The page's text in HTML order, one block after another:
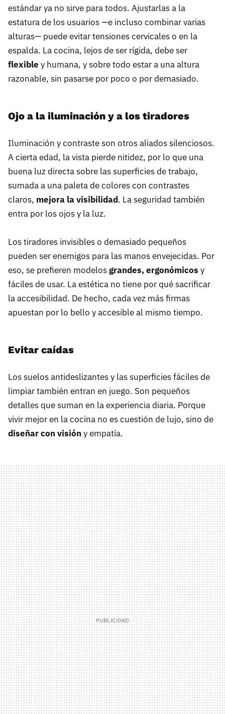
estándar ya no sirve para todos. Ajustarlas a la
estatura de los usuarios —e incluso combinar varias
alturas— puede evitar tensiones cervicales o en la
espalda. La cocina, lejos de ser rígida, debe ser
flexible y humana, y sobre todo estar a una altura
razonable, sin pasarse por poco o por demasiado.
Ojo a la iluminación y a los tiradores
Iluminación y contraste son otros aliados silenciosos.
A cierta edad, la vista pierde nitidez, por lo que una
buena luz directa sobre las superficies de trabajo,
sumada a una paleta de colores con contrastes
claros, mejora la visibilidad. La seguridad también
entra por los ojos y la luz.
Los tiradores invisibles o demasiado pequeños
pueden ser enemigos para las manos envejecidas. Por
eso, se prefieren modelosgrandes, ergonómicos y
fáciles de usar. La estética no tiene por qué sacrificar
la accesibilidad. De hecho, cada vez más firmas
apuestan por lo bello y accesible al mismo tiempo.
Evitar caídas
Los suelos antideslizantes y las superficies fáciles de
limpiar también entran en juego. Son pequeños
detalles que suman en la experiencia diaria. Porque
vivir mejor en la cocina no es cuestión de lujo, sino de
diseñar con visión y empatía.